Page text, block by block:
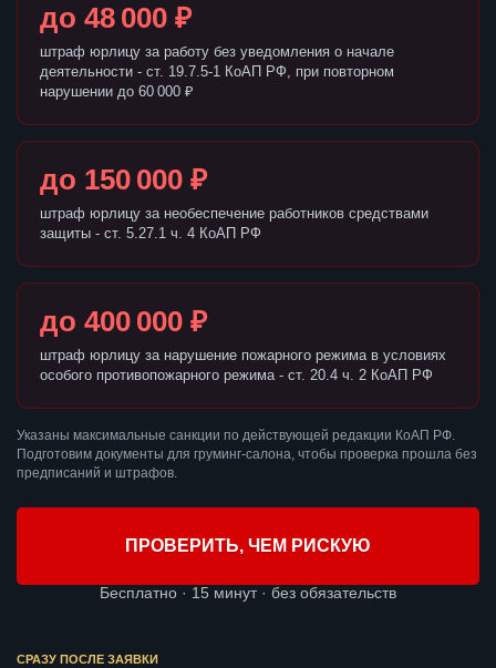
до 48 000 ₽
штраф юрлицу за работу без уведомления о начале
деятельности - ст. 19.7.5-1 КоАП РФ, при повторном
нарушении до 60 000 ₽
до 150 000 ₽
штраф юрлицу за необеспечение работников средствами
защиты - ст. 5.27.1 ч. 4 КоАП РФ
до 400 000 ₽
штраф юрлицу за нарушение пожарного режима в условиях
особого противопожарного режима - ст. 20.4 ч. 2 КоАП РФ
Указаны максимальные санкции по действующей редакции КоАП РФ.
Подготовим документы для груминг-салона, чтобы проверка прошла без
предписаний и штрафов.
ПРОВЕРИТЬ, ЧЕМ РИСКУЮ
Бесплатно · 15 минут · без обязательств
СРАЗУ ПОСЛЕ ЗАЯВКИ